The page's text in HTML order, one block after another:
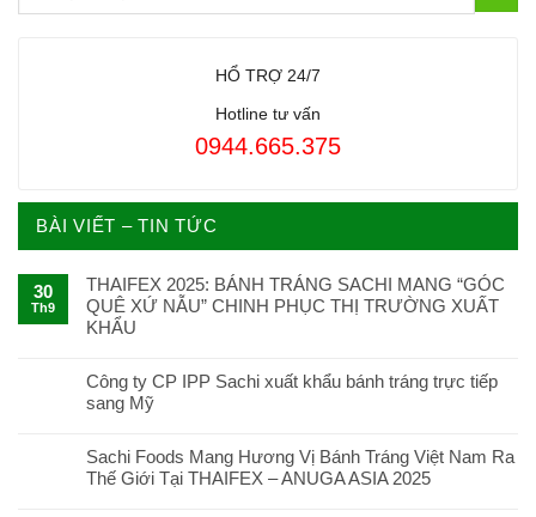
HỔ TRỢ 24/7
Hotline tư vấn
0944.665.375
BÀI VIẾT – TIN TỨC
30
Th9
THAIFEX 2025: BÁNH TRÁNG SACHI MANG “GÓC
QUÊ XỨ NẪU” CHINH PHỤC THỊ TRƯỜNG XUẤT
KHẨU
Công ty CP IPP Sachi xuất khẩu bánh tráng trực tiếp
sang Mỹ
Sachi Foods Mang Hương Vị Bánh Tráng Việt Nam Ra
Thế Giới Tại THAIFEX – ANUGA ASIA 2025